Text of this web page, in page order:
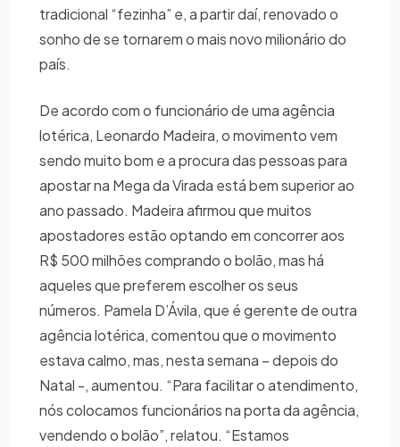
tradicional “fezinha” e, a partir daí, renovado o
sonho de se tornarem o mais novo milionário do
país.
De acordo com o funcionário de uma agência
lotérica, Leonardo Madeira, o movimento vem
sendo muito bom e a procura das pessoas para
apostar na Mega da Virada está bem superior ao
ano passado. Madeira afirmou que muitos
apostadores estão optando em concorrer aos
R$ 500 milhões comprando o bolão, mas há
aqueles que preferem escolher os seus
números. Pamela D’Ávila, que é gerente de outra
agência lotérica, comentou que o movimento
estava calmo, mas, nesta semana – depois do
Natal -, aumentou. “Para facilitar o atendimento,
nós colocamos funcionários na porta da agência,
vendendo o bolão”, relatou. “Estamos